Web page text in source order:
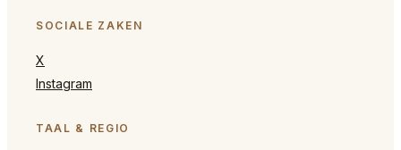
SOCIALE ZAKEN
X
Instagram
TAAL & REGIO